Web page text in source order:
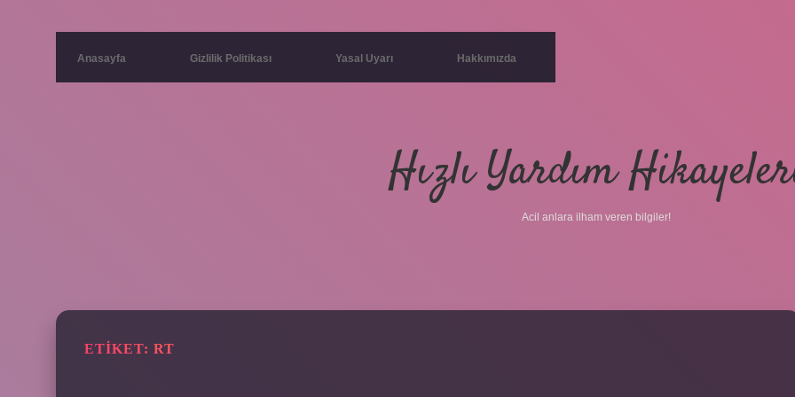
Anasayfa Gizlilik Politikası Yasal Uyarı Hakkımızda
Hızlı Yardım
Acil anlara ilham veren bilgiler!
ETIKET: RT